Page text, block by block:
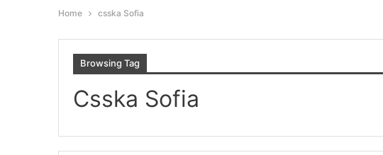
Home csska Sofia
Browsing Tag
Csska Sofia